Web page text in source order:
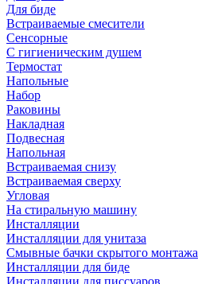
Для биде
Встраиваемые смесители
Сенсорные
С гигиеническим душем
Термостат
Напольные
Набор
Раковины
Накладная
Подвесная
Напольная
Встраиваемая снизу
Встраиваемая сверху
Угловая
На стиральную машину
Инсталляции
Инсталляции для унитаза
Смывные бачки скрытого монтажа
Инсталляции для биде
Инсталляции для писсуаров